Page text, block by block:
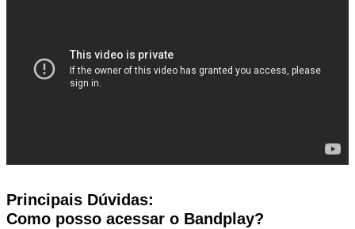
Principais Dúvidas:
Como posso acessar o Bandplay?